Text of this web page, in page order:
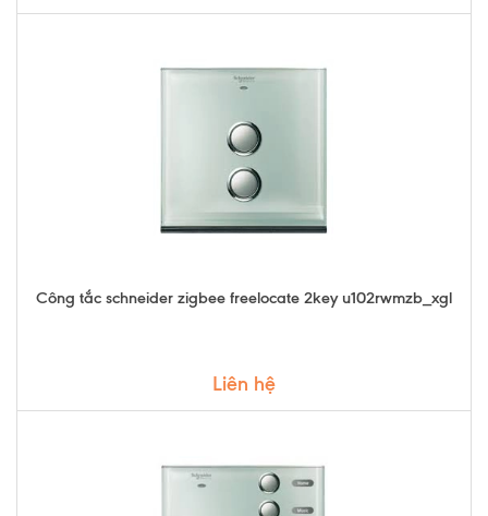
Công tắc schneider zigbee freelocate 2key u102rwmzb_xgl
Liên hệ